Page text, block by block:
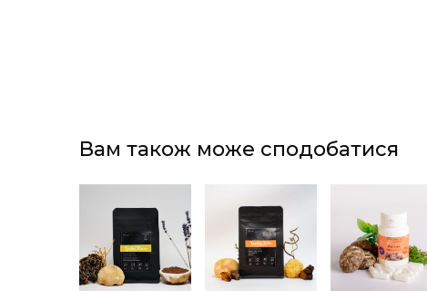
Вам також може сподобатися